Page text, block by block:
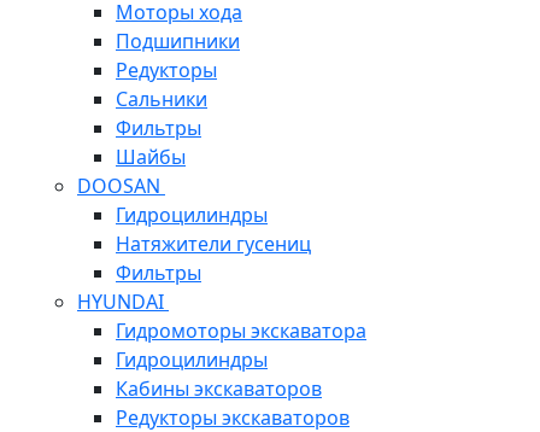
Моторы хода
Подшипники
Редукторы
Сальники
Фильтры
Шайбы
DOOSAN
Гидроцилиндры
Натяжители гусениц
Фильтры
HYUNDAI
Гидромоторы экскаватора
Гидроцилиндры
Кабины экскаваторов
Редукторы экскаваторов